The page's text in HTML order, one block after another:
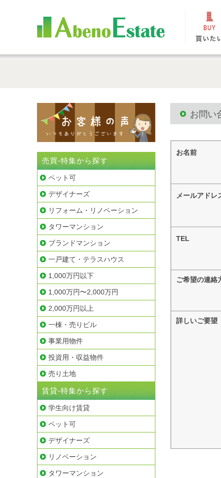
お問い
お名前
メールアドレ
TEL
ご希望の連絡
詳しいご要望
売買-特集から探す
ペット可
デザイナーズ
リフォーム・リノベーション
タワーマンション
ブランドマンション
一戸建て・テラスハウス
1,000万円以下
1,000万円〜2,000万円
2,000万円以上
一棟・売りビル
事業用物件
投資用・収益物件
売り土地
賃貸-特集から探す
学生向け賃貸
ペット可
デザイナーズ
リノベーション
タワーマンション